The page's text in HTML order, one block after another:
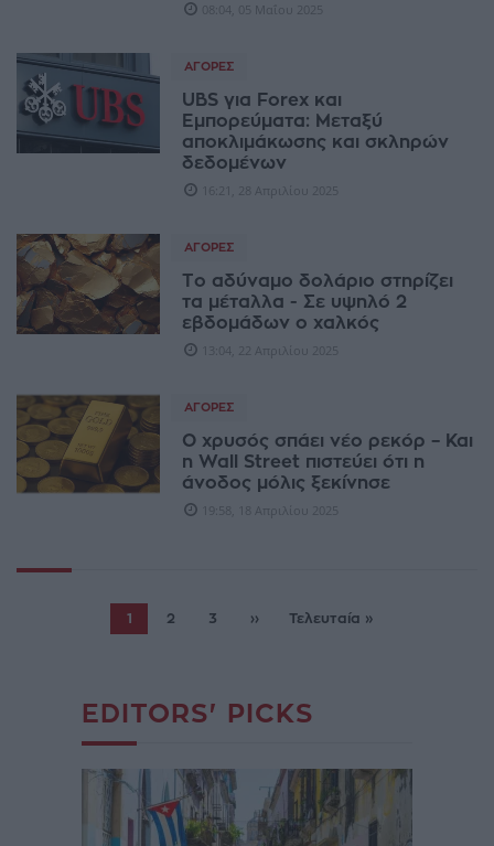
08:04, 05 Μαΐου 2025
ΑΓΟΡΈΣ
UBS για Forex και
Εμπορεύματα: Μεταξύ
αποκλιμάκωσης και σκληρών
δεδομένων
16:21, 28 Απριλίου 2025
ΑΓΟΡΈΣ
Το αδύναμο δολάριο στηρίζει
τα μέταλλα - Σε υψηλό 2
εβδομάδων ο χαλκός
13:04, 22 Απριλίου 2025
ΑΓΟΡΈΣ
Ο χρυσός σπάει νέο ρεκόρ – Και
η Wall Street πιστεύει ότι η
άνοδος μόλις ξεκίνησε
19:58, 18 Απριλίου 2025
1 2 3 ›› Τελευταία »
EDITORS' PICKS